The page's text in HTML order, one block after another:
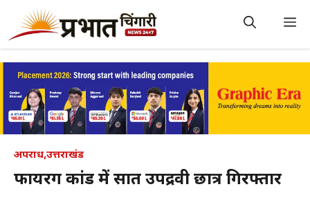
content
अपराध,उत्तराखंड
फायरिंग कांड में सात उपद्रवी छात्र गिरफ्तार